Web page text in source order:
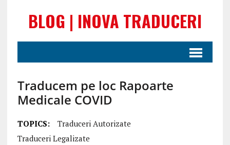
BLOG | INOVA TRADUCERI
Traducem pe loc Rapoarte
Medicale COVID
TOPICS:
Traduceri Autorizate
Traduceri Legalizate